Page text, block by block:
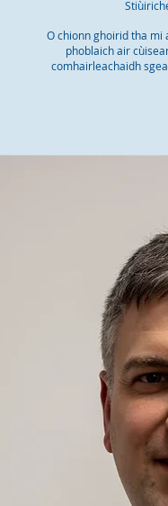
O chionn ghoirid tha
phoblaich air
comhairleachaidh